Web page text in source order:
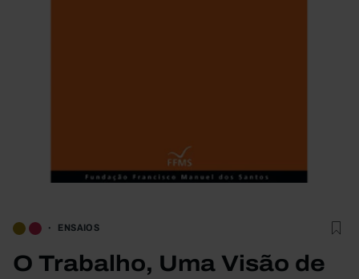
ENSAIOS
O Trabalho, Uma Visão de